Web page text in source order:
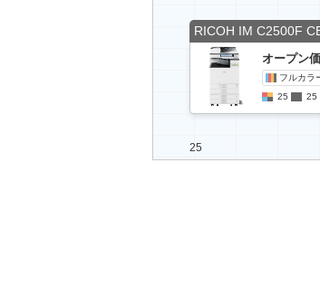
25
RICOH IM C2500F
オープン
フルカラ
25
25